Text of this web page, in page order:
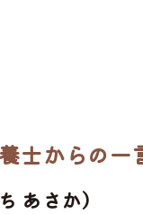
士からの一
あさか）